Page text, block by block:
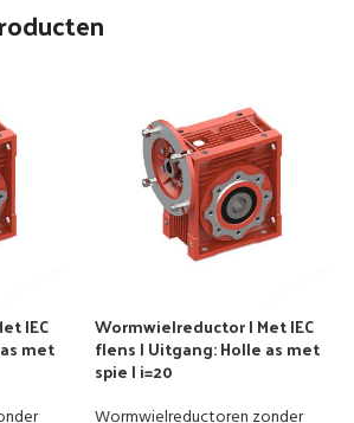
IEC
met
Wormwielreductor | Met IEC
flens | Uitgang: Holle as met
spie | i=20